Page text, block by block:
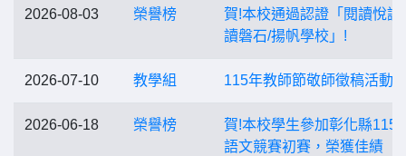
2026-08-03 榮譽榜
賀!本校通過認證「閱讀悅讀
讀磐石/揚帆學校」!
2026-07-10 教學組 115年教師節敬師徵稿活動
2026-06-18 榮譽榜
賀!本校學生參加彰化縣115
語文競賽初賽，榮獲佳績